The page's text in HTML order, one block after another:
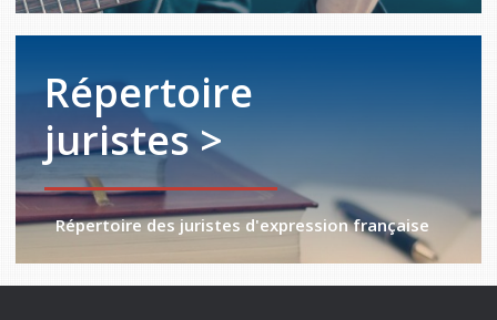
Répertoire
juristes >
Répertoire des juristes d'expression française